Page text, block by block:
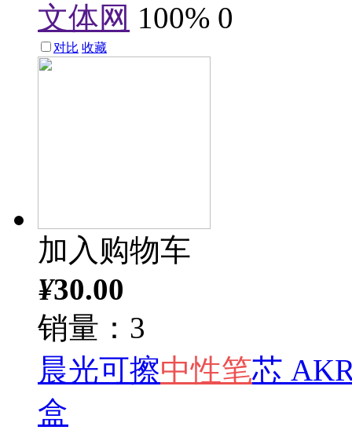
文体网 100% 0
对比 收藏
加入购物车
¥30.00
销量：3
晨光可擦中性笔芯
盒